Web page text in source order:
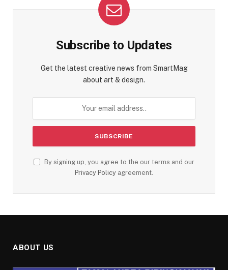
Subscribe to Updates
Get the latest creative news from SmartMag
about art & design.
By signing up, you agree to the our terms and our
Privacy Policy agreement.
ABOUT US